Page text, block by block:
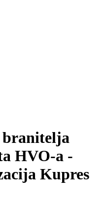
HVO-a -
Kupres